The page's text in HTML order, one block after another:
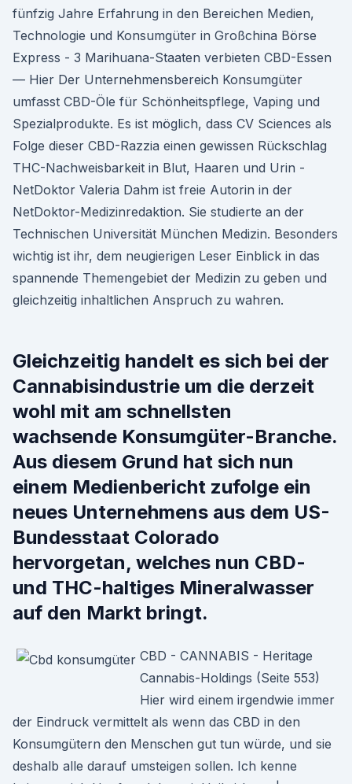
fünfzig Jahre Erfahrung in den Bereichen Medien,
Technologie und Konsumgüter in Großchina Börse
Express - 3 Marihuana-Staaten verbieten CBD-Essen
— Hier Der Unternehmensbereich Konsumgüter
umfasst CBD-Öle für Schönheitspflege, Vaping und
Spezialprodukte. Es ist möglich, dass CV Sciences als
Folge dieser CBD-Razzia einen gewissen Rückschlag
THC-Nachweisbarkeit in Blut, Haaren und Urin -
NetDoktor Valeria Dahm ist freie Autorin in der
NetDoktor-Medizinredaktion. Sie studierte an der
Technischen Universität München Medizin. Besonders
wichtig ist ihr, dem neugierigen Leser Einblick in das
spannende Themengebiet der Medizin zu geben und
gleichzeitig inhaltlichen Anspruch zu wahren.
Gleichzeitig handelt es sich bei der
Cannabisindustrie um die derzeit
wohl mit am schnellsten
wachsende Konsumgüter-Branche.
Aus diesem Grund hat sich nun
einem Medienbericht zufolge ein
neues Unternehmens aus dem US-
Bundesstaat Colorado
hervorgetan, welches nun CBD-
und THC-haltiges Mineralwasser
auf den Markt bringt.
CBD - CANNABIS - Heritage
Cannabis-Holdings (Seite 553)
Hier wird einem irgendwie immer
der Eindruck vermittelt als wenn das CBD in den
Konsumgütern den Menschen gut tun würde, und sie
deshalb alle darauf umsteigen sollen. Ich kenne